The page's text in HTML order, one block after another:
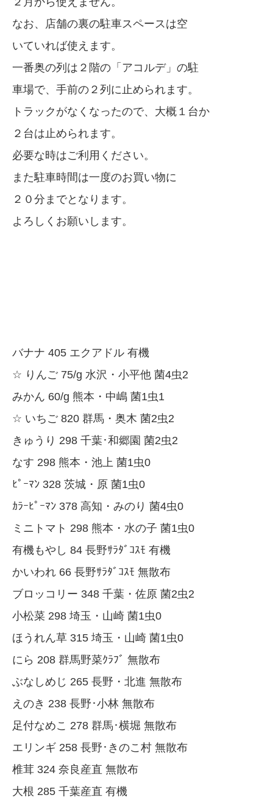
なお、店舗の裏の駐車スペースは空
いていれば使えます。
一番奥の列は２階の「アコルデ」の駐
車場で、手前の２列に止められます。
トラックがなくなったので、大概１台か
２台は止められます。
必要な時はご利用ください。
また駐車時間は一度のお買い物に
２０分までとなります。
よろしくお願いします。
バナナ 405 エクアドル 有機
☆ りんご 75/g 水沢・小平他 菌4虫2
みかん 60/g 熊本・中嶋 菌1虫1
☆ いちご 820 群馬・奥木 菌2虫2
きゅうり 298 千葉･和郷園 菌2虫2
なす 298 熊本・池上 菌1虫0
ﾋﾟｰﾏﾝ 328 茨城・原 菌1虫0
ｶﾗｰﾋﾟｰﾏﾝ 378 高知・みのり 菌4虫0
ミニトマト 298 熊本・水の子 菌1虫0
有機もやし 84 長野ｻﾗﾀﾞｺｽﾓ 有機
かいわれ 66 長野ｻﾗﾀﾞｺｽﾓ 無散布
ブロッコリー 348 千葉・佐原 菌2虫2
小松菜 298 埼玉・山崎 菌1虫0
ほうれん草 315 埼玉・山崎 菌1虫0
にら 208 群馬野菜ｸﾗﾌﾞ 無散布
ぶなしめじ 265 長野・北進 無散布
えのき 238 長野･小林 無散布
足付なめこ 278 群馬･横堀 無散布
エリンギ 258 長野･きのこ村 無散布
椎茸 324 奈良産直 無散布
大根 285 千葉産直 有機